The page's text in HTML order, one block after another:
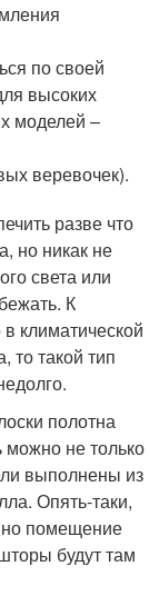
по своей
высоких
моделей –
веревочек).
разве что
но никак не
света или
К
климатической
то такой тип
полотна
можно не только
выполнены из
Опять-таки,
но помещение
будут там